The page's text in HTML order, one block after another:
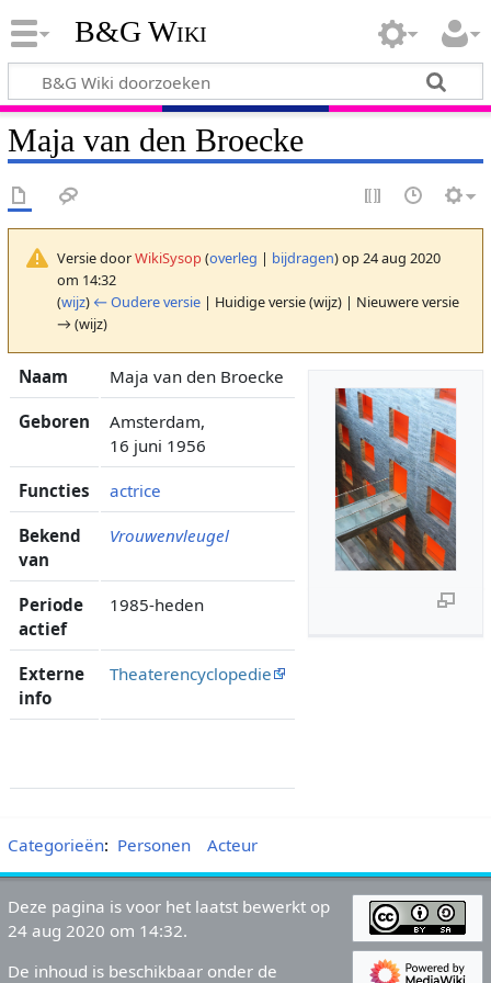
B&G Wiki
Maja van den Broecke
Versie doorWikiSysop (overleg | bijdragen)op 24 aug 2020
om 14:32
(wijz) ← Oudere versie| Huidige versie (wijz) | Nieuwere versie
→ (wijz)
Naam Maja van den Broecke
Geboren
Amsterdam,
16 juni 1956
Functies actrice
Bekend
van
Vrouwenvleugel
Periode
actief
1985-heden
Externe
info
Theaterencyclopedie
Categorieën: Personen Acteur
Deze pagina is voor het laatst bewerkt op
24 aug 2020 om 14:32.
De inhoud is beschikbaar onder de